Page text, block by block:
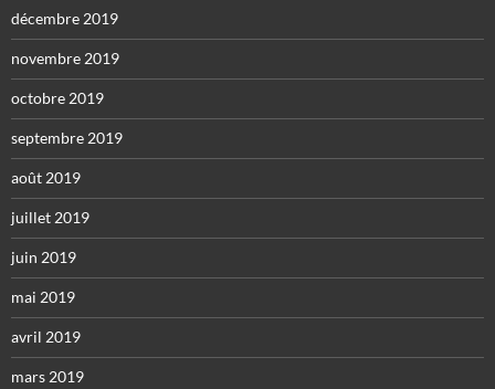
décembre 2019
novembre 2019
octobre 2019
septembre 2019
août 2019
juillet 2019
juin 2019
mai 2019
avril 2019
mars 2019